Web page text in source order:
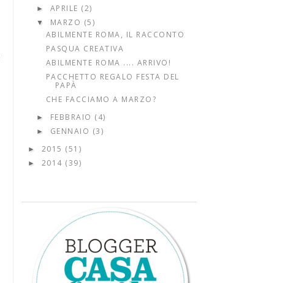
► APRILE (2)
▼ MARZO (5)
ABILMENTE ROMA, IL RACCONTO
PASQUA CREATIVA
ABILMENTE ROMA .... ARRIVO!
PACCHETTO REGALO FESTA DEL
PAPÀ
CHE FACCIAMO A MARZO?
► FEBBRAIO (4)
► GENNAIO (3)
► 2015 (51)
► 2014 (39)